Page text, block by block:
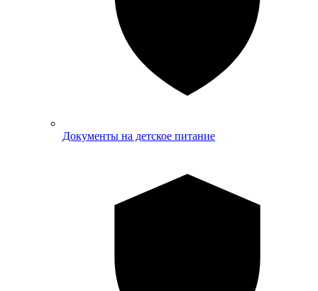
Документы на детское питание